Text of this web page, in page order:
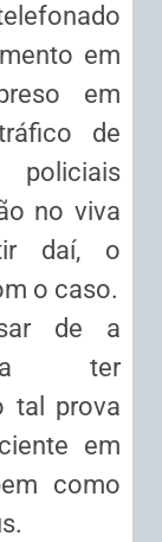
em
em
de
no viva
daí, o
o caso.
de a
ter
tal prova
em
como